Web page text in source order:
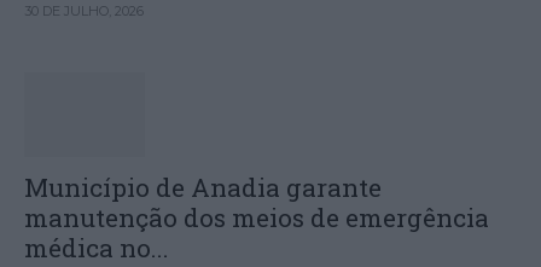
30 DE JULHO, 2026
Município de Anadia garante
manutenção dos meios de emergência
médica no...